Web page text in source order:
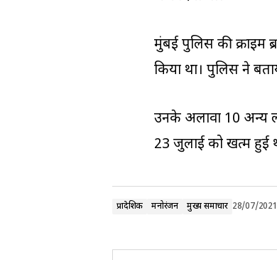
मुंबई पुलिस की क्राइम
किया था। पुलिस ने
उनके अलावा 10 अन्य
23 जुलाई को खत्म हुई
प्रादेशिक मनोरंजन मुख्य समाचार 28/07/2021